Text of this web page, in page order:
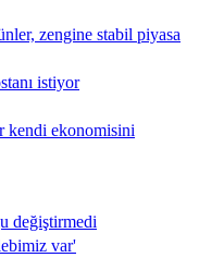
zengine stabil piyasa
istiyor
kendi ekonomisini
değiştirmedi
var'